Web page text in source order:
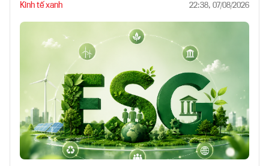
Kinh tế xanh 22:38, 07/08/2026